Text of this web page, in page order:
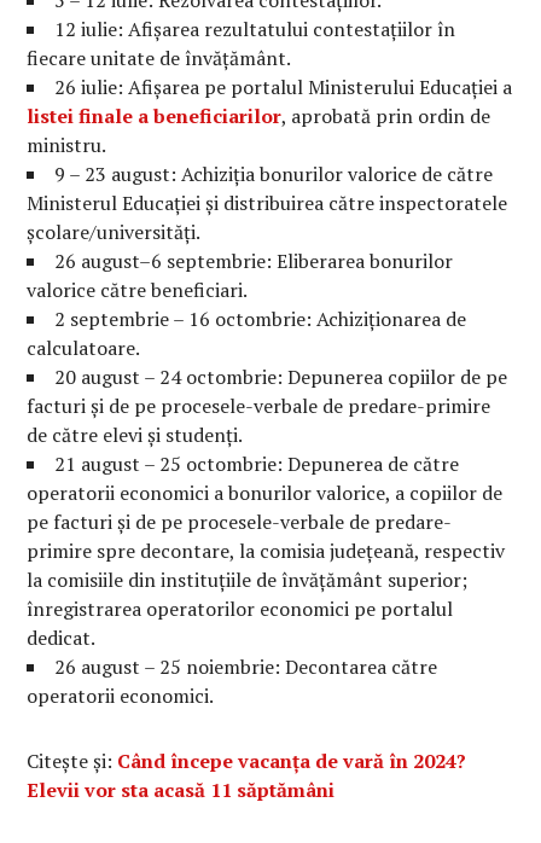
12 iulie: Afișarea rezultatului contestațiilor în
fiecare unitate de învățământ.
26 iulie: Afișarea pe portalul Ministerului Educației a
listei finale a beneficiarilor, aprobată prin ordin de
ministru.
9 – 23 august: Achiziția bonurilor valorice de către
Ministerul Educației și distribuirea către inspectoratele
școlare/universități.
26 august–6 septembrie: Eliberarea bonurilor
valorice către beneficiari.
2 septembrie – 16 octombrie: Achiziționarea de
calculatoare.
20 august – 24 octombrie: Depunerea copiilor de pe
facturi și de pe procesele-verbale de predare-primire
de către elevi și studenți.
21 august – 25 octombrie: Depunerea de către
operatorii economici a bonurilor valorice, a copiilor de
pe facturi şi de pe procesele-verbale de predare-
primire spre decontare, la comisia județeană, respectiv
la comisiile din instituțiile de învățământ superior;
înregistrarea operatorilor economici pe portalul
dedicat.
26 august – 25 noiembrie: Decontarea către
operatorii economici.
Citește și: Când începe vacanța de vară în 2024?
Elevii vor sta acasă 11 săptămâni